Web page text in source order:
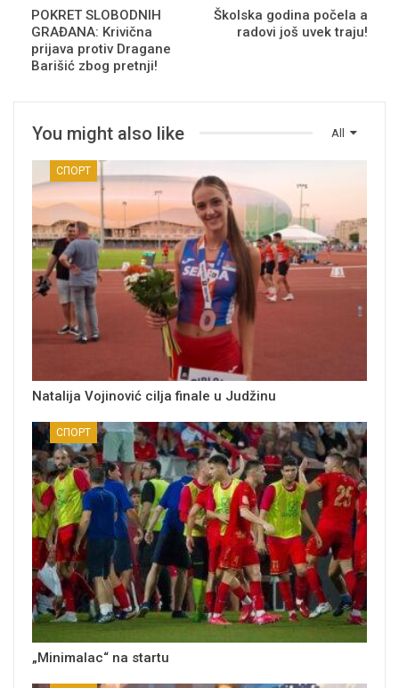
POKRET SLOBODNIH
GRAĐANA: Krivična
prijava protiv Dragane
Barišić zbog pretnji!
Školska godina počela a
radovi još uvek traju!
All
You might also like
СПОРТ
Natalija Vojinović cilja finale u Judžinu
СПОРТ
„Minimalac“ na startu